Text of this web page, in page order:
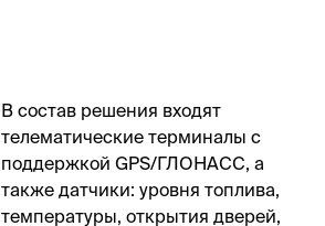
В состав решения входят
телематические терминалы с
поддержкой GPS/ГЛОНАСС, а
также датчики: уровня топлива,
температуры, открытия дверей,